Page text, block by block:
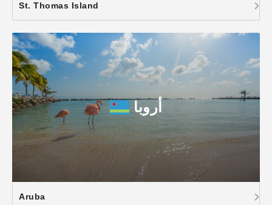
St. Thomas Island
أروبا
Aruba